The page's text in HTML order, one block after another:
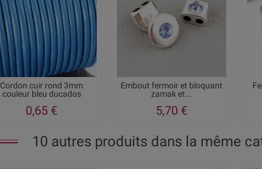
Cordon cuir rond 3mm
couleur bleu ducados
0,65 €
Embout fermoir et bloquant
zamak et...
5,70 €
10 autres produits dans la même